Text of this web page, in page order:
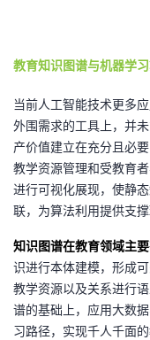
教育知识图谱与机器学
当前人工智能技术更多
外围需求的工具上，并
产价值建立在充分且必
教学资源管理和受教育
进行可视化展现，使静
联，为算法利用提供支撑
知识图谱在教育领域主
识进行本体建模，形成
教学资源以及关系进行
谱的基础上，应用大数
习路径，实现千人千面